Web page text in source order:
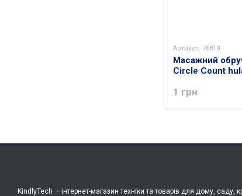
Артикул: 76810
Масажний
Circle Count
1 грн
KindlyTech — інтернет-магазин техніки та товарів для дому, саду,